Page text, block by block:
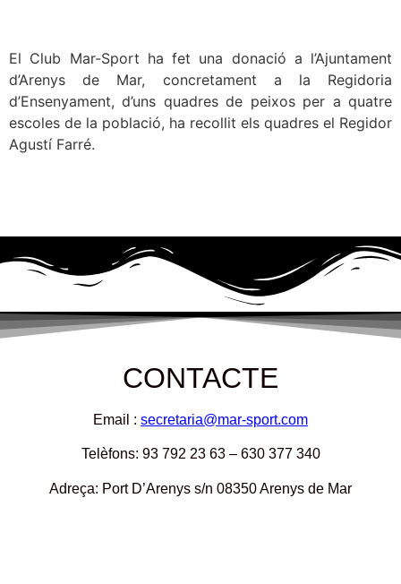
El Club Mar-Sport ha fet una donació a l’Ajuntament
d’Arenys de Mar, concretament a la Regidoria
d’Ensenyament, d’uns quadres de peixos per a quatre
escoles de la població, ha recollit els quadres el Regidor
Agustí Farré.
CONTACTE
Email : secretaria@mar-sport.com
Telèfons: 93 792 23 63 – 630 377 340
Adreça: Port D’Arenys s/n 08350 Arenys de Mar